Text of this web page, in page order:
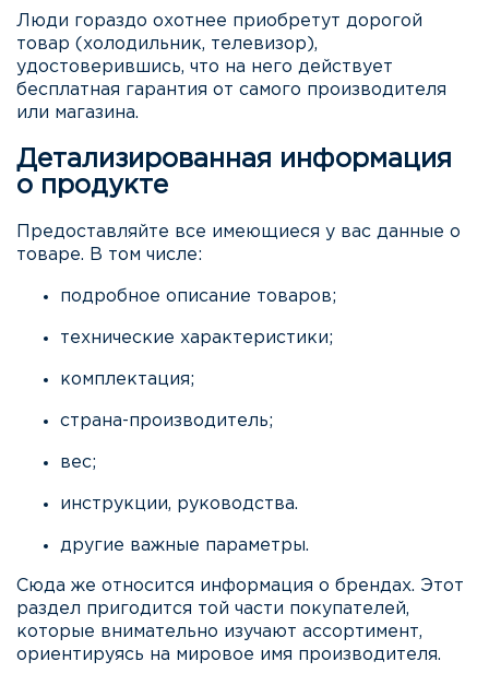
Люди гораздо охотнее приобретут дорогой
товар (холодильник, телевизор),
удостоверившись, что на него действует
бесплатная гарантия от самого производителя
или магазина.
Детализированная информация
о продукте
Предоставляйте все имеющиеся у вас данные о
товаре. В том числе:
подробное описание товаров;
технические характеристики;
комплектация;
страна-производитель;
вес;
инструкции, руководства.
другие важные параметры.
Сюда же относится информация о брендах. Этот
раздел пригодится той части покупателей,
которые внимательно изучают ассортимент,
ориентируясь на мировое имя производителя.